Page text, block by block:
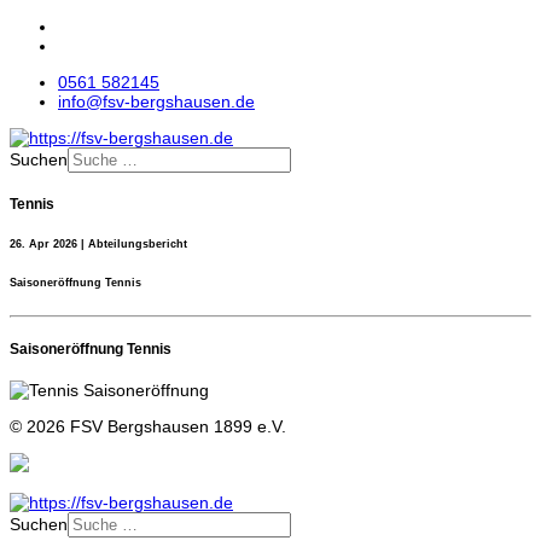
0561 582145
info@fsv-bergshausen.de
Suchen
Tennis
26. Apr 2026 | Abteilungsbericht
Saisoneröffnung Tennis
Saisoneröffnung Tennis
© 2026 FSV Bergshausen 1899 e.V.
Suchen